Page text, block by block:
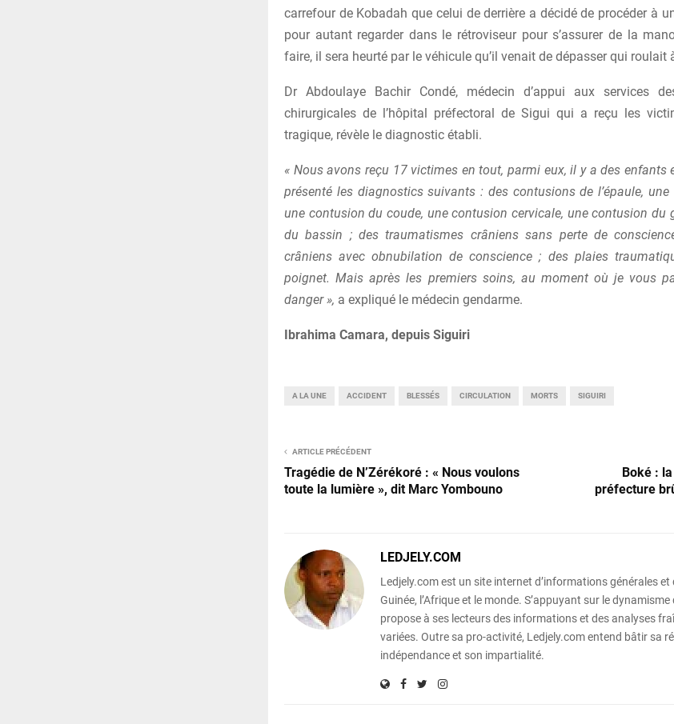
carrefour de Kobadah que celui de derrière a décidé de procéder à
pour autant regarder dans le rétroviseur pour s’assurer de la
faire, il sera heurté par le véhicule qu’il venait de dépasser qui roulait
Dr Abdoulaye Bachir Condé, médecin d’appui aux services
chirurgicales de l’hôpital préfectoral de Sigui qui a reçu les
tragique, révèle le diagnostic établi.
« Nous avons reçu 17 victimes en tout, parmi eux, il y a des enfants
présenté les diagnostics suivants : des contusions de l’épaule,
une contusion du coude, une contusion cervicale, une contusion du
du bassin ; des traumatismes crâniens sans perte de
crâniens avec obnubilation de conscience ; des plaies
poignet. Mais après les premiers soins, au moment où je vous
danger », a expliqué le médecin gendarme.
Ibrahima Camara, depuis Siguiri
A LA UNE ACCIDENT BLESSÉS CIRCULATION MORTS SIGUIRI
ARTICLE PRÉCÉDENT
Tragédie de N’Zérékoré : « Nous voulons
toute la lumière », dit Marc Yombouno
Boké :
préfecture
LEDJELY.COM
Ledjely.com est un site internet d’informations générales et
Guinée, l’Afrique et le monde. S’appuyant sur le dynamisme
propose à ses lecteurs des informations et des analyses
variées. Outre sa pro-activité, Ledjely.com entend bâtir sa
indépendance et son impartialité.